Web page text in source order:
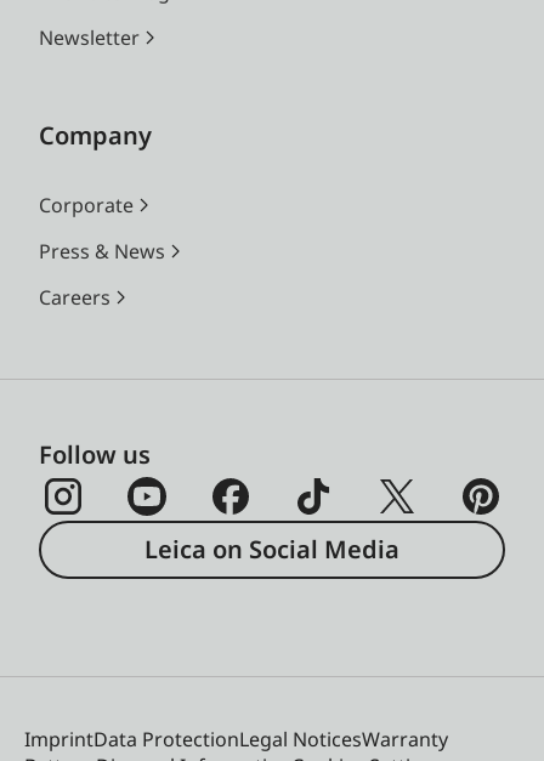
Newsletter
Company
Corporate
Press & News
Careers
Follow us
Leica on Social Media
ImprintData ProtectionLegal NoticesWarranty